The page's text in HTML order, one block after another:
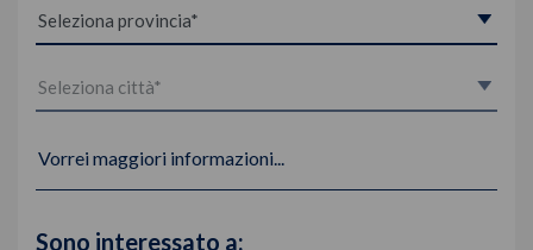
Vorrei maggiori informazioni...
Sono interessato a: